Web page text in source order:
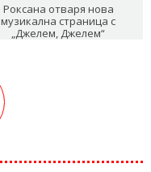
Роксана отваря нова
музикална страница с
„Джелем, Джелем“